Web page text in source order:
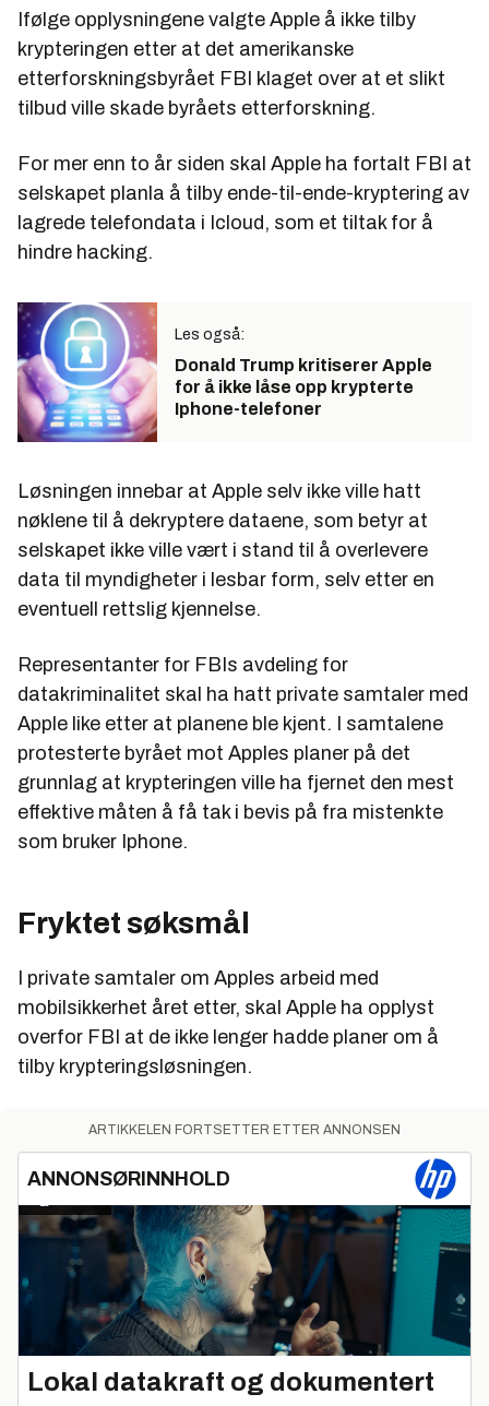
Ifølge opplysningene valgte Apple å ikke tilby
krypteringen etter at det amerikanske
etterforskningsbyrået FBI klaget over at et slikt
tilbud ville skade byråets etterforskning.
For mer enn to år siden skal Apple ha fortalt FBI at
selskapet planla å tilby ende-til-ende-kryptering av
lagrede telefondata i Icloud, som et tiltak for å
hindre hacking.
Les også:
Donald Trump kritiserer Apple
for å ikke låse opp krypterte
Iphone-telefoner
Løsningen innebar at Apple selv ikke ville hatt
nøklene til å dekryptere dataene, som betyr at
selskapet ikke ville vært i stand til å overlevere
data til myndigheter i lesbar form, selv etter en
eventuell rettslig kjennelse.
Representanter for FBIs avdeling for
datakriminalitet skal ha hatt private samtaler med
Apple like etter at planene ble kjent. I samtalene
protesterte byrået mot Apples planer på det
grunnlag at krypteringen ville ha fjernet den mest
effektive måten å få tak i bevis på fra mistenkte
som bruker Iphone.
Fryktet søksmål
I private samtaler om Apples arbeid med
mobilsikkerhet året etter, skal Apple ha opplyst
overfor FBI at de ikke lenger hadde planer om å
tilby krypteringsløsningen.
ARTIKKELEN FORTSETTER ETTER ANNONSEN
ANNONSØRINNHOLD
Lokal datakraft og dokumentert